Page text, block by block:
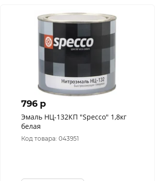
796 p
Эмаль НЦ-132КП "Specco" 1,8кг
белая
Код товара: 043951